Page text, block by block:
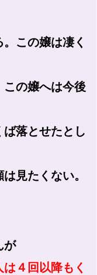
この嬢は凄く
この嬢へは今後
落とせたとし
見たくない。
が
４回以降もく